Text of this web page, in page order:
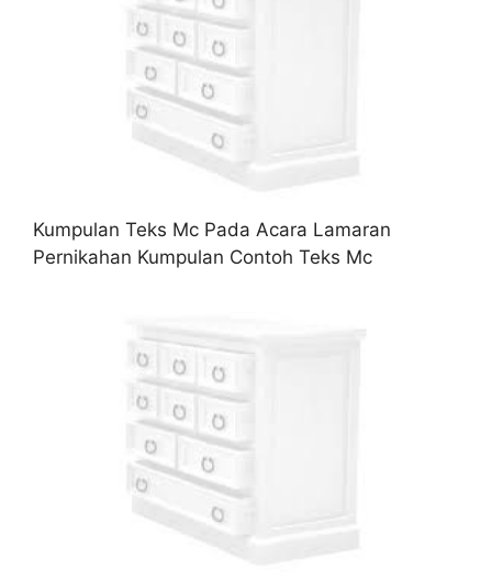
Kumpulan Teks Mc Pada Acara Lamaran
Pernikahan Kumpulan Contoh Teks Mc